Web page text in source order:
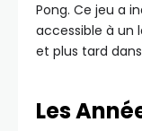
Pong. Ce jeu a
accessible à un
et plus tard
Les